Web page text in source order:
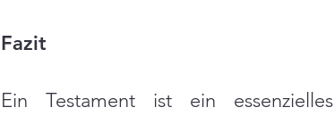
Fazit
Ein Testament ist ein